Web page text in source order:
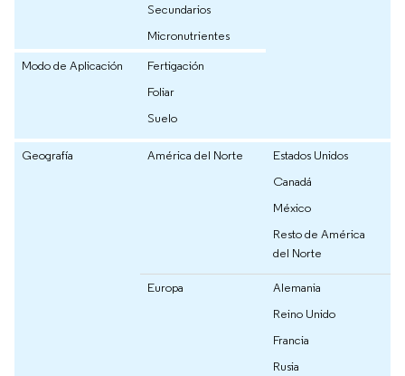
Secundarios
Micronutrientes
Modo de Aplicación
Fertigación
Foliar
Suelo
Geografía América del Norte
Estados Unidos
Canadá
México
Resto de América
del Norte
Europa
Alemania
Reino Unido
Francia
Rusia